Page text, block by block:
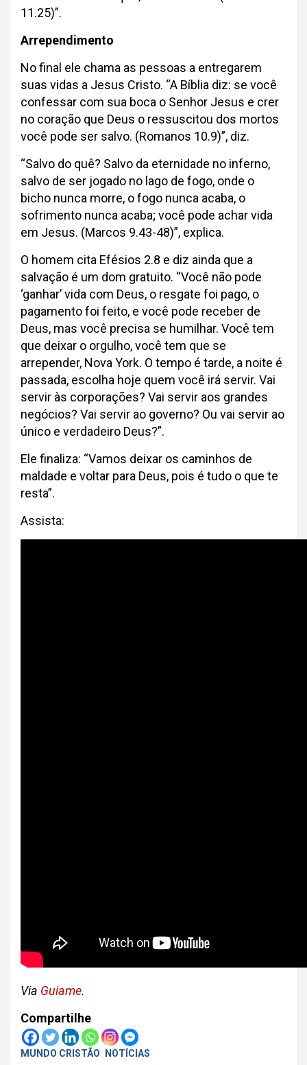
11.25)”.
Arrependimento
No final ele chama as pessoas a entregarem
suas vidas a Jesus Cristo. “A Bíblia diz: se você
confessar com sua boca o Senhor Jesus e crer
no coração que Deus o ressuscitou dos mortos
você pode ser salvo. (Romanos 10.9)”, diz.
“Salvo do quê? Salvo da eternidade no inferno,
salvo de ser jogado no lago de fogo, onde o
bicho nunca morre, o fogo nunca acaba, o
sofrimento nunca acaba; você pode achar vida
em Jesus. (Marcos 9.43-48)”, explica.
O homem cita Efésios 2.8 e diz ainda que a
salvação é um dom gratuito. “Você não pode
‘ganhar’ vida com Deus, o resgate foi pago, o
pagamento foi feito, e você pode receber de
Deus, mas você precisa se humilhar. Você tem
que deixar o orgulho, você tem que se
arrepender, Nova York. O tempo é tarde, a noite é
passada, escolha hoje quem você irá servir. Vai
servir às corporações? Vai servir aos grandes
negócios? Vai servir ao governo? Ou vai servir ao
único e verdadeiro Deus?”.
Ele finaliza: “Vamos deixar os caminhos de
maldade e voltar para Deus, pois é tudo o que te
resta”.
Assista:
Via Guiame.
Compartilhe
MUNDO CRISTÃO
NOTÍCIAS